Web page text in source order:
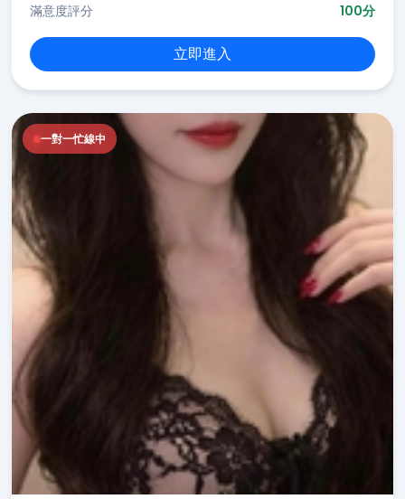
滿意度評分
100分
立即進入
一對一忙線中